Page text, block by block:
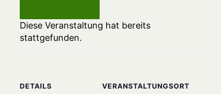
Diese Veranstaltung hat bereits
stattgefunden.
DETAILS
VERANSTALTUNGSORT